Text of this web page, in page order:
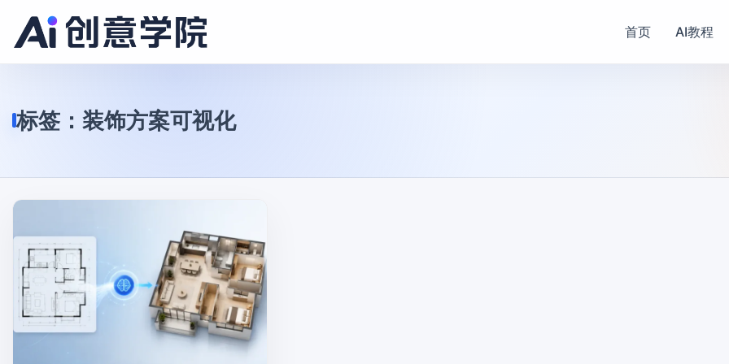
首页 AI教程
标签： 装饰方案可视化